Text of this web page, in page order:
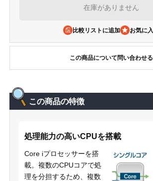
在庫がありません
比較リストに追加
この商品について問い合わせる
この商品の特徴
処理能力の高いCPUを搭載
Core iプロセッサーを搭
載。複数のCPUコアで処
理を分担するため、複数